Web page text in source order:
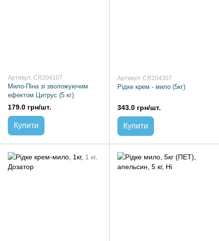
Артикул: CR204107
Мило-Піна зі зволожуючим
ефектом Цитрус (5 кг)
179.0 грн/шт.
Купити
Артикул: CR204307
Рідке крем - мило (5кг)
343.0 грн/шт.
Купити